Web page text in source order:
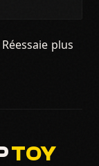
plus
TOY